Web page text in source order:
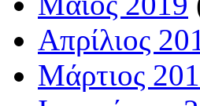
Απρίλιος
Μάρτιος